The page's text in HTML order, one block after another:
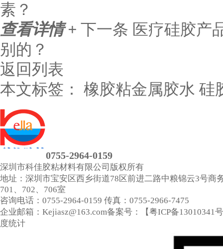
素？
查看详情 + 下一条 医疗硅胶产
别的？
返回列表
本文标签： 橡胶粘金属胶水 硅
0755-2964-0159
深圳市科佳胶粘材料有限公司 版权所有
地址：深圳市宝安区西乡街道78区前进二路中粮锦云3号商
701、702、706室
咨询电话：0755-2964-0159 传真：0755-2966-7475
企业邮箱：Kejiasz@163.com备案号：【粤ICP备13010341号
度统计